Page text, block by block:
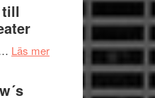
Hannes
Roland
Pöntinen
till
Läs merom
Malmöfestivalen